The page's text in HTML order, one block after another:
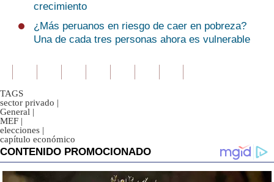
crecimiento
¿Más peruanos en riesgo de caer en pobreza?
Una de cada tres personas ahora es vulnerable
TAGS
sector privado |
General |
MEF |
elecciones |
capítulo económico